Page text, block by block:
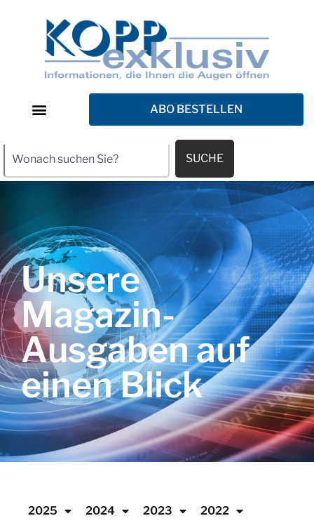
ABO BESTELLEN
SUCHE
Unsere
Magazin-
Ausgaben auf
einen Blick
2025 2024 2023 2022